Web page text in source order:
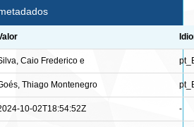
Caio Frederico e
Thiago Montenegro
10-02T18:54:52Z -